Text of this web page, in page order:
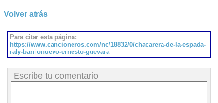
Volver atrás
Para citar esta página:
https://www.cancioneros.com/nc/18832/0/chacarera-de-la-espada-
raly-barrionuevo-ernesto-guevara
Escribe tu comentario